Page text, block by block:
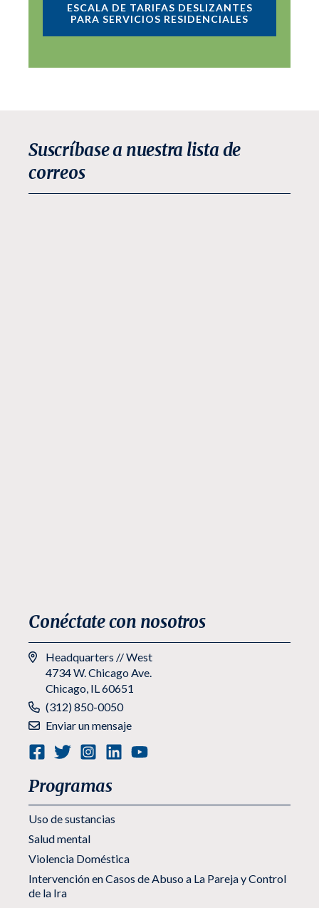
ESCALA DE TARIFAS DESLIZANTES
PARA SERVICIOS RESIDENCIALES
Suscríbase a nuestra lista de
correos
Conéctate con nosotros
Headquarters // West
4734 W. Chicago Ave.
Chicago, IL 60651
Teléfono:
(312) 850-0050
Enviar un mensaje
Programas
Uso de sustancias
Salud mental
Violencia Doméstica
Intervención en Casos de Abuso a La Pareja y Control
de la Ira